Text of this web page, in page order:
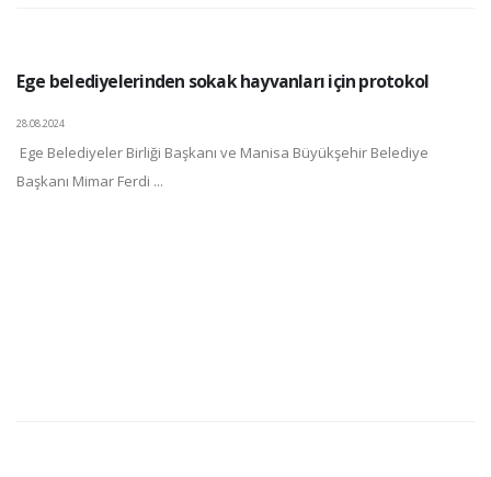
Ege belediyelerinden sokak hayvanları için protokol
28.08.2024
Ege Belediyeler Birliği Başkanı ve Manisa Büyükşehir Belediye
Başkanı Mimar Ferdi ...